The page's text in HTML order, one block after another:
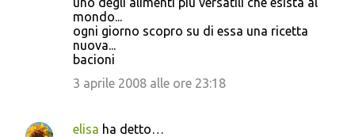
mondo...
ogni giorno scopro su di essa una ricetta
nuova...
bacioni
3 aprile 2008 alle ore 23:18
elisa ha detto…